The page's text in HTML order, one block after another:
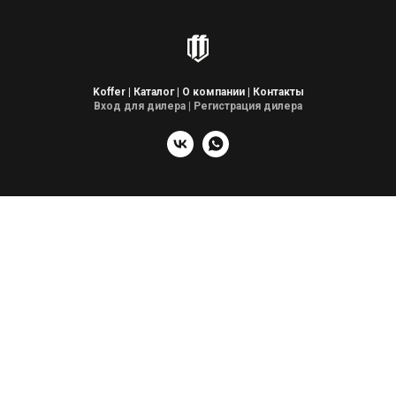
Koffer| Каталог| О компании|
Контакты
Вход для дилера
Регистрация дилера